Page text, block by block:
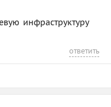
инфраструктуру
ответить